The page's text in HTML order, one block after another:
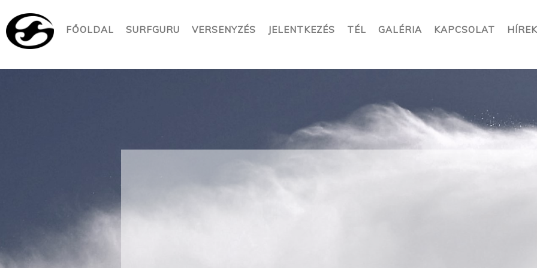
FŐOLDAL SURFGURU VERSENYZÉS JELENTKEZÉS TÉL GALÉRIA KAPCSOLAT HÍREK